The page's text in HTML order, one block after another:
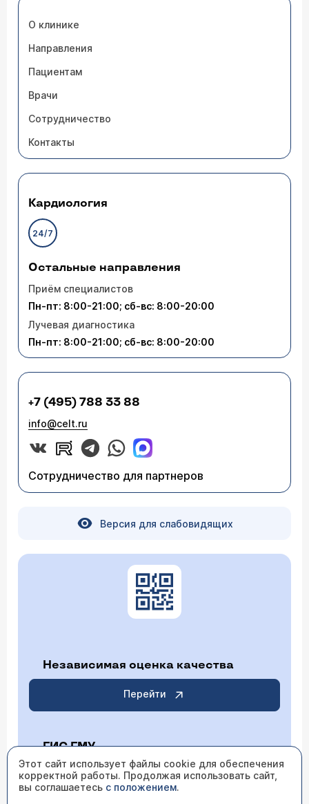
О клинике
Направления
Пациентам
Врачи
Сотрудничество
Контакты
Кардиология
24/7
Остальные направления
Приём специалистов
Пн-пт: 8:00-21:00; сб-вс: 8:00-20:00
Лучевая диагностика
Пн-пт: 8:00-21:00; сб-вс: 8:00-20:00
+7 (495) 788 33 88
info@celt.ru
Сотрудничество для партнеров
Версия для слабовидящих
Независимая оценка качества
Перейти
ГИС ГМУ
Перейти
Этот сайт использует файлы cookie для обеспечения
корректной работы. Продолжая использовать сайт,
вы соглашаетесь с положением.